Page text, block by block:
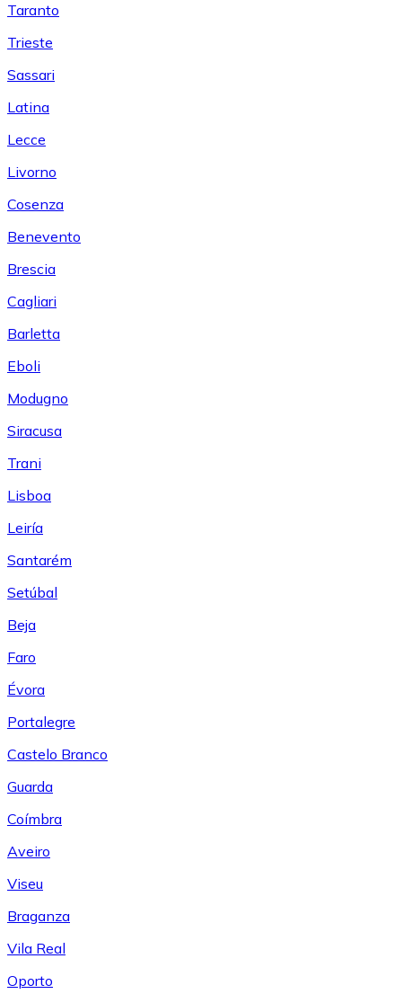
Taranto
Trieste
Sassari
Latina
Lecce
Livorno
Cosenza
Benevento
Brescia
Cagliari
Barletta
Eboli
Modugno
Siracusa
Trani
Lisboa
Leiría
Santarém
Setúbal
Beja
Faro
Évora
Portalegre
Castelo Branco
Guarda
Coímbra
Aveiro
Viseu
Braganza
Vila Real
Oporto